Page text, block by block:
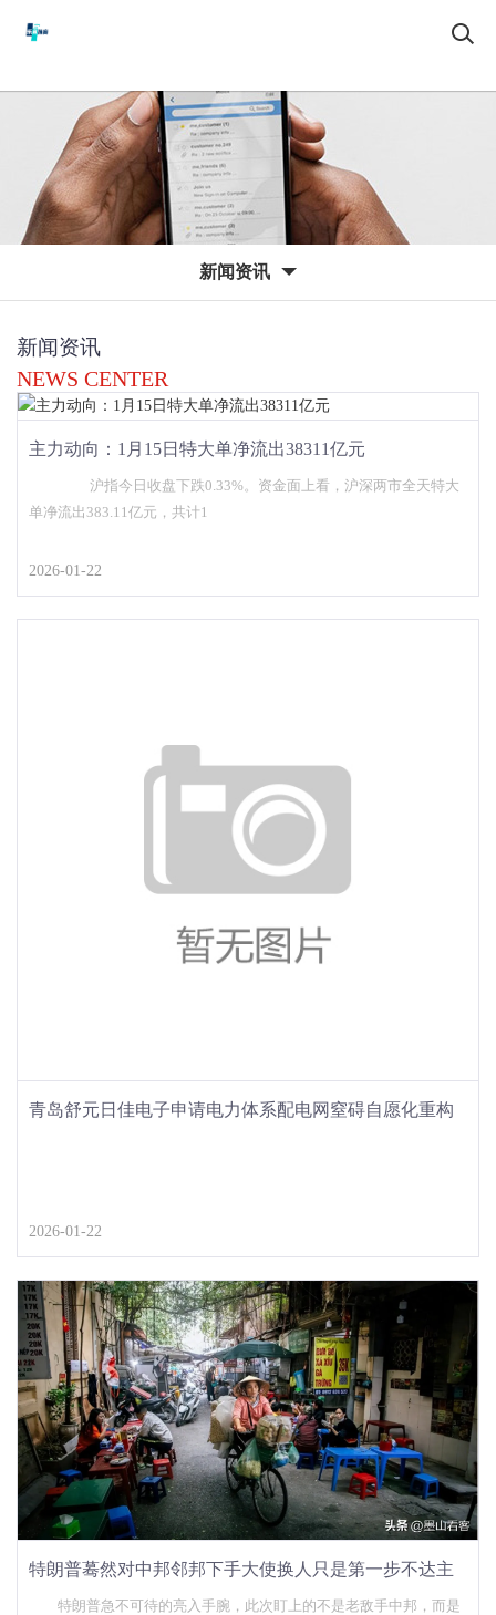
新闻资讯
新闻资讯
NEWS CENTER
主力动向：1月15日特大单净流出38311亿元
单净流出383.11亿元，共计1
2026-01-22
青岛舒元日佳电子申请电力体系配电网窒碍自愿化重构
2026-01-22
特朗普蓦然对中邦邻邦下手大使换人只是第一步不达主
意不罢息
特朗普急不可待的亮入手腕，此次盯上的不是老敌手中邦，而是